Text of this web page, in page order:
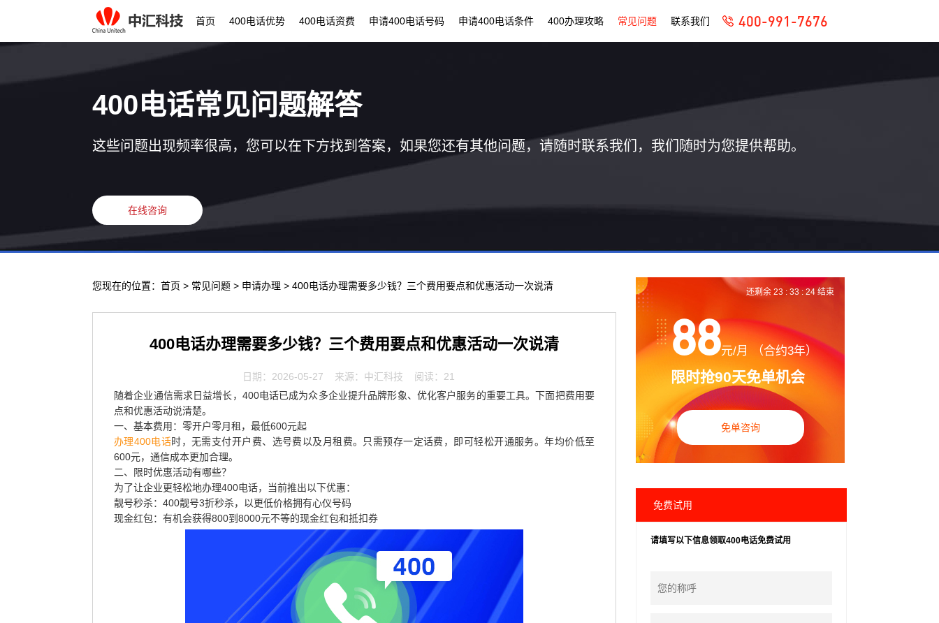
首页 400电话优势 400电话资费 申请400电话号码 申请400电话条件 400办理攻略 常见问题 联系我们 400-991-7676
400电话常见问题解答
这些问题出现频率很高，您可以在下方找到答案，如果您还有其他问题，请随时联系我们，我们随时为您提供帮助。
在线咨询
您现在的位置： 首页 > 常见问题 > 申请办理 > 400电话办理需要多少钱？三个费用要点和优惠活动一次说清
400电话办理需要多少钱？三个费用要点和优惠活动一次说清
日期：2026-05-27 来源：中汇科技 阅读：21
随着企业通信需求日益增长，400电话已成为众多企业提升品牌形象、优化客户服务的重要工具。下面把费用要
点和优惠活动说清楚。
一、基本费用：零开户零月租，最低600元起
办理400电话时，无需支付开户费、选号费以及月租费。只需预存一定话费，即可轻松开通服务。年均价低至
600元，通信成本更加合理。
二、限时优惠活动有哪些？
为了让企业更轻松地办理400电话，当前推出以下优惠：
靓号秒杀：400靓号3折秒杀，以更低价格拥有心仪号码
现金红包：有机会获得800到8000元不等的现金红包和抵扣券
88元/月 （合约3年）
限时抢90天免单机会
免单咨询
还剩余 23 : 33 :24 结束
免费试用
请填写以下信息领取400电话免费试用